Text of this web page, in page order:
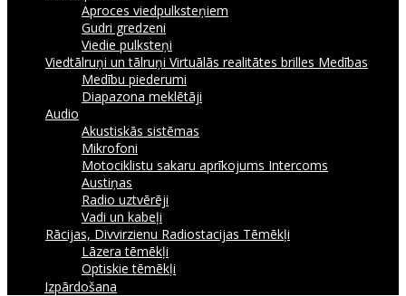
Aproces viedpulksteņiem
Gudri gredzeni
Viedie pulksteņi
Viedtālruņi un tālruņi Virtuālās realitātes brilles Medības
Medību piederumi
Diapazona meklētāji
Audio
Akustiskās sistēmas
Mikrofoni
Motociklistu sakaru aprīkojums Intercoms
Austiņas
Radio uztvērēji
Vadi un kabeļi
Rācijas, Divvirzienu Radiostacijas Tēmēkļi
Lāzera tēmēkļi
Optiskie tēmēkļi
Izpārdošana